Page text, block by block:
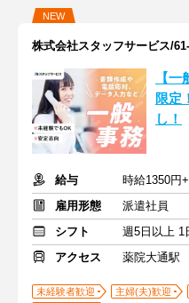
NEW
株式会社スタッフサービス/
【
限定
し！
給与
時給1350円
雇用形態
派遣社員
シフト
週5日以上 1
アクセス
薬院大通駅
未経験者歓迎 主婦(夫)歓迎